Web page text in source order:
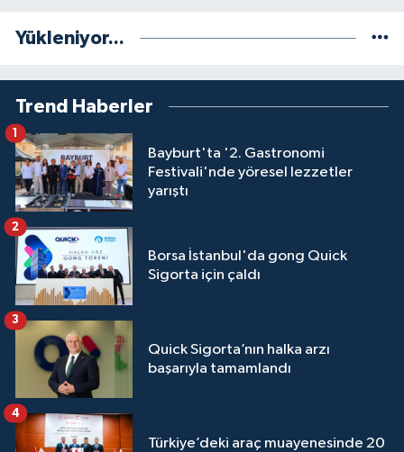
Yükleniyor...
Trend Haberler
Bayburt'ta '2. Gastronomi
Festivali'nde yöresel lezzetler
yarıştı
1
Borsa İstanbul'da gong Quick
Sigorta için çaldı
2
Quick Sigorta’nın halka arzı
başarıyla tamamlandı
3
Türkiye’deki araç muayenesinde 20
4